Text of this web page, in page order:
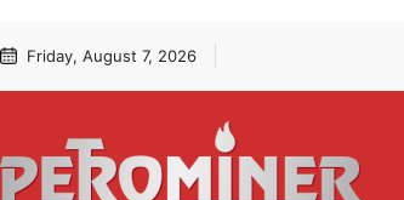
ke
to Friday, August 7, 2026